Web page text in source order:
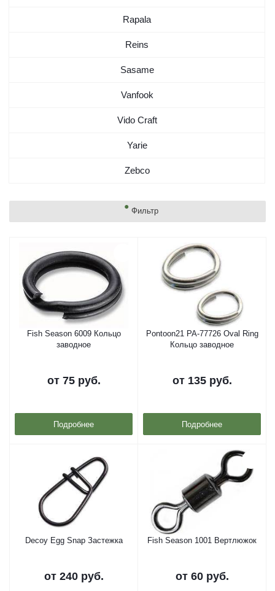
Rapala
Reins
Sasame
Vanfook
Vido Craft
Yarie
Zebco
Фильтр
Fish Season 6009 Кольцо
заводное
от 75 руб.
Подробнее
Pontoon21 PA-77726 Oval Ring
Кольцо заводное
от 135 руб.
Подробнее
Decoy Egg Snap Застежка
от 240 руб.
Fish Season 1001 Вертлюжок
от 60 руб.